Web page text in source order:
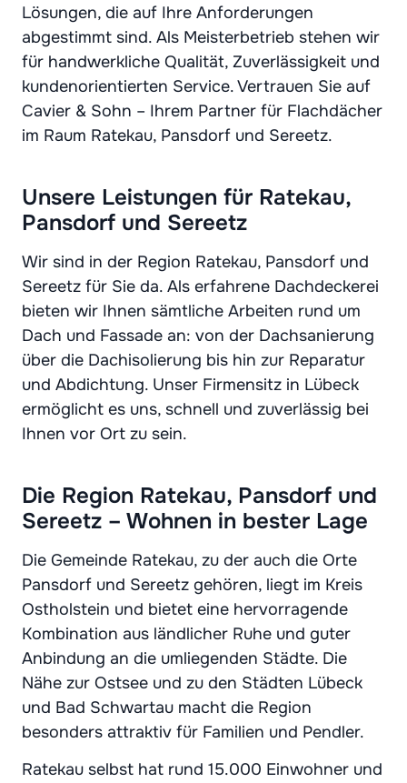
Lösungen, die auf Ihre Anforderungen
abgestimmt sind. Als Meisterbetrieb stehen wir
für handwerkliche Qualität, Zuverlässigkeit und
kundenorientierten Service. Vertrauen Sie auf
Cavier & Sohn – Ihrem Partner für Flachdächer
im Raum Ratekau, Pansdorf und Sereetz.
Unsere Leistungen für Ratekau,
Pansdorf und Sereetz
Wir sind in der Region Ratekau, Pansdorf und
Sereetz für Sie da. Als erfahrene Dachdeckerei
bieten wir Ihnen sämtliche Arbeiten rund um
Dach und Fassade an: von der Dachsanierung
über die Dachisolierung bis hin zur Reparatur
und Abdichtung. Unser Firmensitz in Lübeck
ermöglicht es uns, schnell und zuverlässig bei
Ihnen vor Ort zu sein.
Die Region Ratekau, Pansdorf und
Sereetz – Wohnen in bester Lage
Die Gemeinde Ratekau, zu der auch die Orte
Pansdorf und Sereetz gehören, liegt im Kreis
Ostholstein und bietet eine hervorragende
Kombination aus ländlicher Ruhe und guter
Anbindung an die umliegenden Städte. Die
Nähe zur Ostsee und zu den Städten Lübeck
und Bad Schwartau macht die Region
besonders attraktiv für Familien und Pendler.
Ratekau selbst hat rund 15.000 Einwohner und